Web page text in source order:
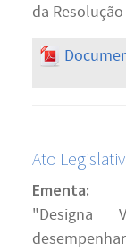
da
Ato
Ementa:
"Designa